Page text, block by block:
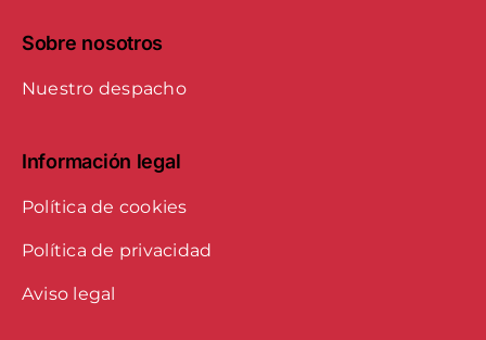
Sobre nosotros
Nuestro despacho
Información legal
Política de cookies
Política de privacidad
Aviso legal